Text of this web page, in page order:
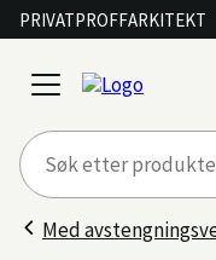
PRIVATPROFFARKITEKT
open
menu
Med